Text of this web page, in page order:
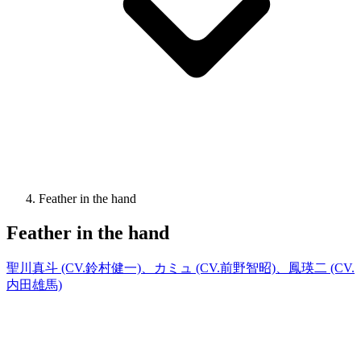
Feather in the hand
Feather in the hand
聖川真斗 (CV.鈴村健一)、カミュ (CV.前野智昭)、鳳瑛二 (CV.
内田雄馬)